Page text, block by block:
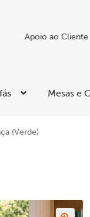
Apoio ao Cliente
Mesas e
(Verde)